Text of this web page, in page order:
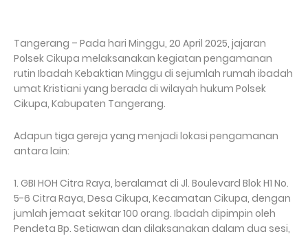
Tangerang – Pada hari Minggu, 20 April 2025, jajaran
Polsek Cikupa melaksanakan kegiatan pengamanan
rutin Ibadah Kebaktian Minggu di sejumlah rumah ibadah
umat Kristiani yang berada di wilayah hukum Polsek
Cikupa, Kabupaten Tangerang.
Adapun tiga gereja yang menjadi lokasi pengamanan
antara lain:
1. GBI HOH Citra Raya, beralamat di Jl. Boulevard Blok H1 No.
5-6 Citra Raya, Desa Cikupa, Kecamatan Cikupa, dengan
jumlah jemaat sekitar 100 orang. Ibadah dipimpin oleh
Pendeta Bp. Setiawan dan dilaksanakan dalam dua sesi,